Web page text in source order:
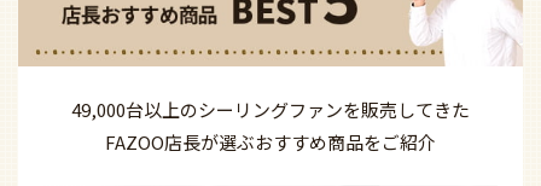
49,000台以上のシーリングファンを販売してきた
FAZOO店長が選ぶおすすめ商品をご紹介